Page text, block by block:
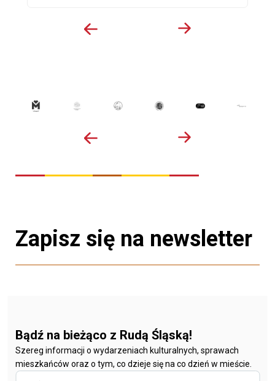
Zapisz się na newsletter
Bądź na bieżąco z Rudą Śląską!
Szereg informacji o wydarzeniach kulturalnych, sprawach
mieszkańców oraz o tym, co dzieje się na co dzień w mieście.